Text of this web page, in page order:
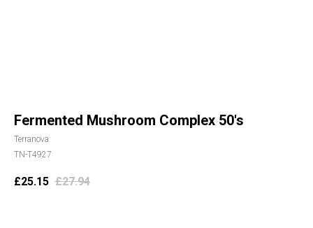
Fermented Mushroom Complex 50's
Terranova
TN-T4927
£25.15 £27.94